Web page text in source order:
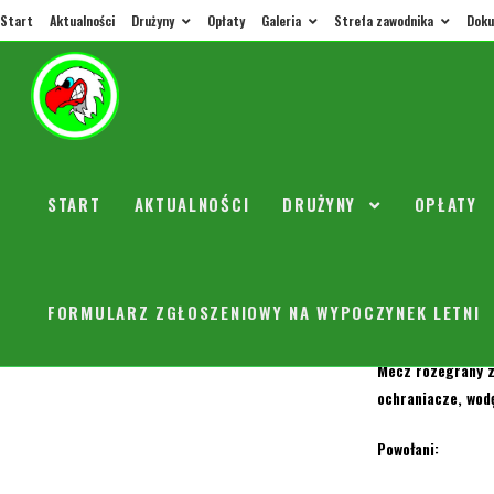
Start Aktualności Drużyny Opłaty Galeria Strefa zawodnika
START AKTUALNOŚCI DRUŻYNY OPŁATY
FORMULARZ ZGŁOSZENIOWY NA WYPOCZYNEK LETNI
Zbiórka 11 00
Mecz rozegrany
ochraniacze,
Powołani: